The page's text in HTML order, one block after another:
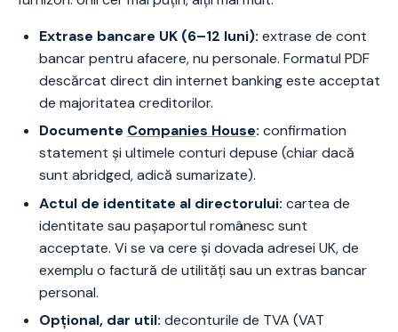
Extrase bancare UK (6–12 luni): extrase de cont
bancar pentru afacere, nu personale. Formatul PDF
descărcat direct din internet banking este acceptat
de majoritatea creditorilor.
Documente Companies House: confirmation
statement și ultimele conturi depuse (chiar dacă
sunt abridged, adică sumarizate).
Actul de identitate al directorului: cartea de
identitate sau pașaportul românesc sunt
acceptate. Vi se va cere și dovada adresei UK, de
exemplu o factură de utilități sau un extras bancar
personal.
Opțional, dar util: deconturile de TVA (VAT